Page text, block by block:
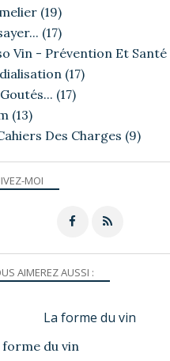
MOI
AIMEREZ AUSSI :
La forme du vin
(19)
(17)
Vin - Prévention Et Santé
(17)
(17)
(13)
Des Charges (9)